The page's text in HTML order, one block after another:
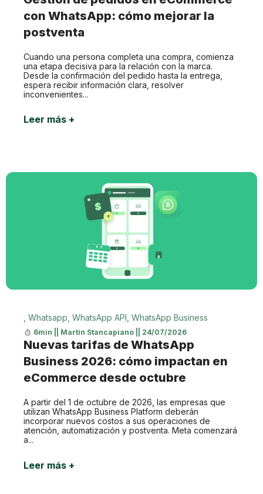
con WhatsApp: cómo mejorar la
postventa
Cuando una persona completa una compra, comienza
una etapa decisiva para la relación con la marca.
Desde la confirmación del pedido hasta la entrega,
espera recibir información clara, resolver
inconvenientes...
Leer más +
Whatsapp WhatsApp API WhatsApp Business
6min Martín Stancapiano 24/07/2026
Nuevas tarifas de WhatsApp
Business 2026: cómo impactan en
eCommerce desde octubre
A partir del 1 de octubre de 2026, las empresas que
utilizan WhatsApp Business Platform deberán
incorporar nuevos costos a sus operaciones de
atención, automatización y postventa. Meta comenzará
a...
Leer más +